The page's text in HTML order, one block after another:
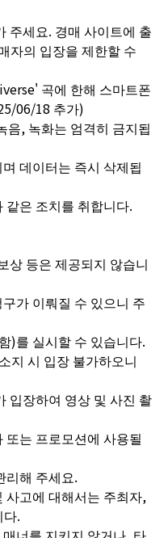
주세요. 경매 사이트에 출
자의 입장을 제한할 수
곡에 한해 스마트폰
06/18 추가)
, 녹화는 엄격히 금지됩
데이터는 즉시 삭제됩
은 조치를 취합니다.
상 등은 제공되지 않습니
가 이뤄질 수 있으니 주
)를 실시할 수 있습니다.
지 시 입장 불가하오니
입장하여 영상 및 사진 촬
는 프로모션에 사용될
해 주세요.
고에 대해서는 주최자,
.